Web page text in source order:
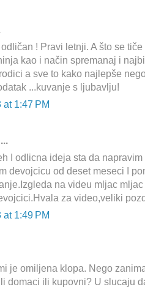
! Pravi letnji. A što se
kao i način spremanaj i
a sve to kako najlepše
...kuvanje s ljubavlju!
1:47 PM
I odlicna ideja sta da
devojcicu od deset meseci I
na videu mljac
za video,veliki
1:49 PM
je omiljena klopa. Nego
domaci ili kupovni? U slucaju